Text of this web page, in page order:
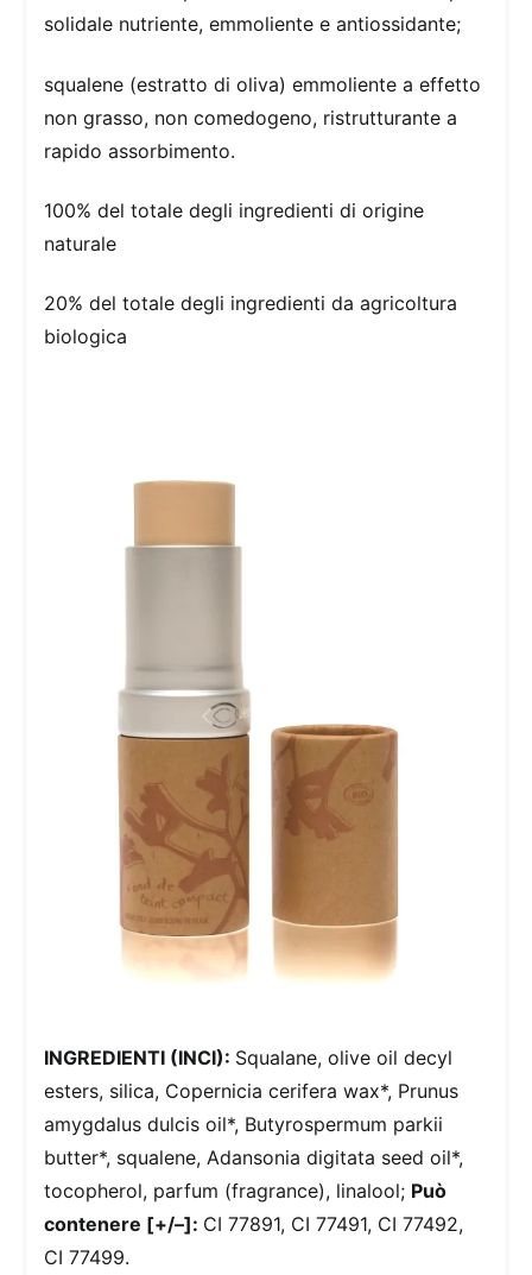
solidale nutriente, emmoliente e antiossidante;
squalene (estratto di oliva) emmoliente a effetto
non grasso, non comedogeno, ristrutturante a
rapido assorbimento.
100% del totale degli ingredienti di origine
naturale
20% del totale degli ingredienti da agricoltura
biologica
INGREDIENTI (INCI): Squalane, olive oil decyl
esters, silica, Copernicia cerifera wax*, Prunus
amygdalus dulcis oil*, Butyrospermum parkii
butter*, squalene, Adansonia digitata seed oil*,
tocopherol, parfum (fragrance), linalool; Può
contenere [+/–]: CI 77891, CI 77491, CI 77492,
CI 77499.